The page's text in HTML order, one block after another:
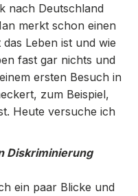
nach Deutschland
merkt schon einen
Leben ist und wie
fast gar nichts und
ersten Besuch in
zum Beispiel,
Heute versuche ich
Diskriminierung
ein paar Blicke und